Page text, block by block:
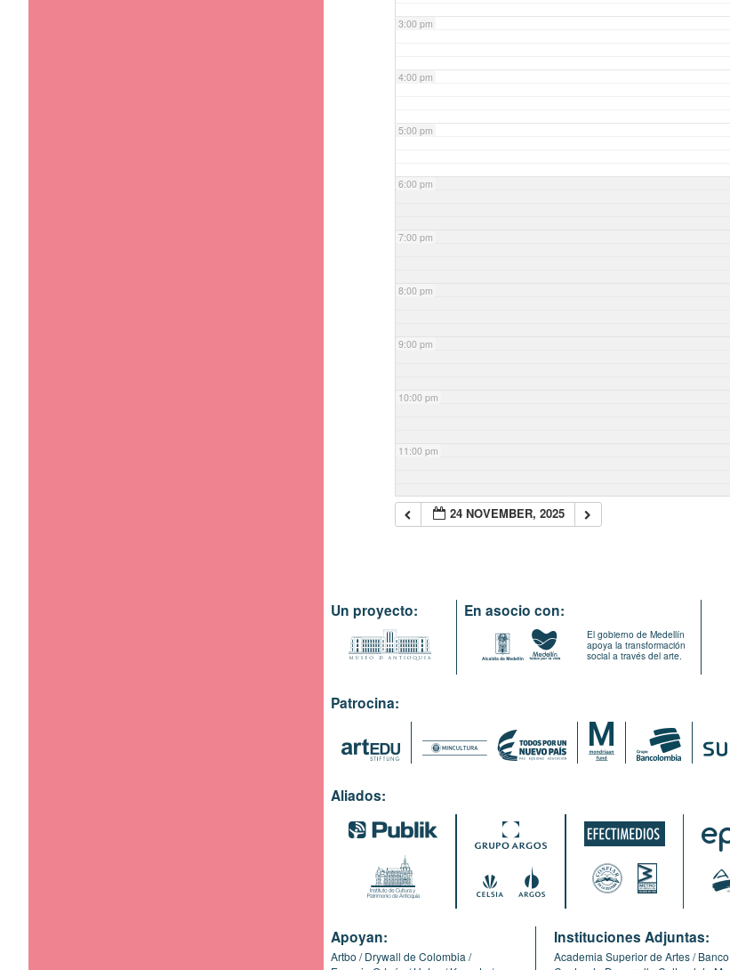
3:00 pm
4:00 pm
5:00 pm
6:00 pm
7:00 pm
8:00 pm
9:00 pm
10:00 pm
11:00 pm
24 NOVEMBER, 2025
Un proyecto: En asocio con:
El gobierno de Medellín
apoya la transformación
social a través del arte.
Patrocina:
Aliados:
Apoyan:
Artbo
Drywall de Colombia
Instituciones Adjuntas:
Academia Superior de Artes